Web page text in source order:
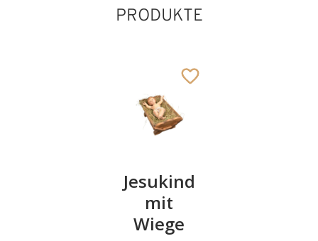
PRODUKTE
Jesukind
mit
Wiege